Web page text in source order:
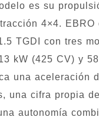
es su
4×4. EBRO
TGDI con tres
kW (425 CV) y
una aceleración
una cifra propia
autonomía